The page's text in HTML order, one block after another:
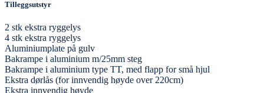
Tilleggsutstyr
2 stk ekstra ryggelys
4 stk ekstra ryggelys
Aluminiumplate på gulv
Bakrampe i aluminium m/25mm steg
Bakrampe i aluminium type TT, med flapp for små hjul
Ekstra dørlås (for innvendig høyde over 220cm)
Ekstra innvendig høyde